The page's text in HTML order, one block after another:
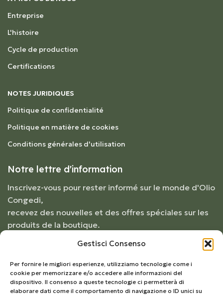
Gestisci Consenso
Per fornire le migliori esperienze, utilizziamo tecnologie come i
cookie per memorizzare e/o accedere alle informazioni del
dispositivo. Il consenso a queste tecnologie ci permetterà di
elaborare dati come il comportamento di navigazione o ID unici su
Entreprise
L'histoire
Cycle de production
Certifications
NOTES JURIDIQUES
Politique de confidentialité
Politique en matière de cookies
Conditions générales d'utilisation
Notre lettre d'information
Inscrivez-vous pour rester informé sur le monde d'Olio
Congedi,
recevez des nouvelles et des offres spéciales sur les
produits de la boutique.